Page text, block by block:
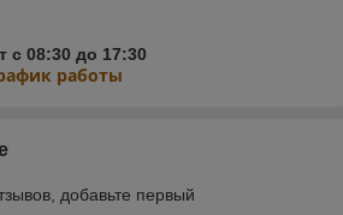
с 08:30 до 17:30
работы
добавьте первый